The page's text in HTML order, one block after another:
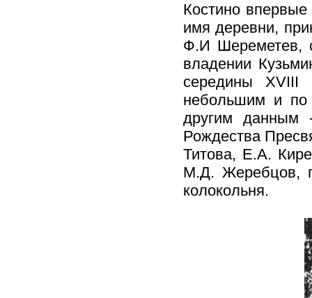
Костино впервые
имя деревни,
Ф.И Шереметев,
владении
середины XVIII
небольшим и по
другим данным
Рождества
Титова, Е.А.
М.Д. Жеребцов,
колокольня.